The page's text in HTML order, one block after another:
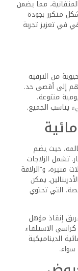
بجدول مليء
مشغولين بجدول
يعتبر فريق
بما في ذلك دروس
رائعة مثل
في منطقة
المشاركة في
أكثر استرخاءً
مجموعة من
المشاركة في
والمنظمة.
الطائرة،
يضيف التركيز على
الشاملة، مما